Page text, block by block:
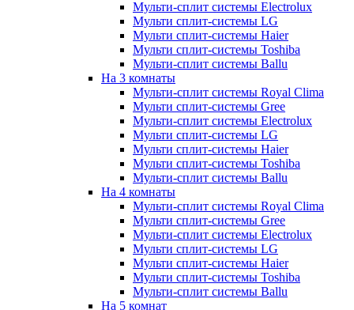
Мульти-сплит системы Electrolux
Мульти сплит-системы LG
Мульти сплит-системы Haier
Мульти сплит-системы Toshiba
Мульти-сплит системы Ballu
На 3 комнаты
Мульти-сплит системы Royal Clima
Мульти сплит-системы Gree
Мульти-сплит системы Electrolux
Мульти сплит-системы LG
Мульти сплит-системы Haier
Мульти сплит-системы Toshiba
Мульти-сплит системы Ballu
На 4 комнаты
Мульти-сплит системы Royal Clima
Мульти сплит-системы Gree
Мульти-сплит системы Electrolux
Мульти сплит-системы LG
Мульти сплит-системы Haier
Мульти сплит-системы Toshiba
Мульти-сплит системы Ballu
На 5 комнат